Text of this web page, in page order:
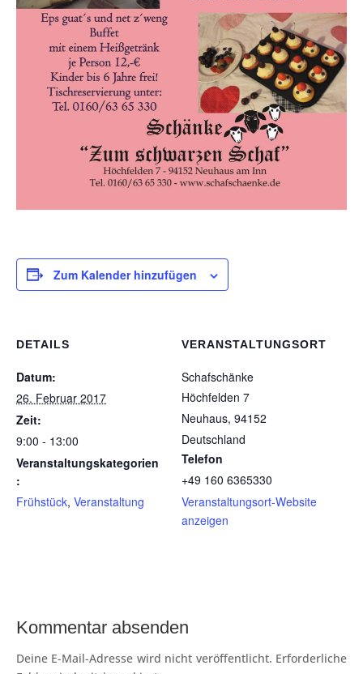
Zum Kalender hinzufügen
DETAILS
Datum:
26. Februar 2017
Zeit:
9:00 - 13:00
Veranstaltungskategorien
:
Frühstück, Veranstaltung
VERANSTALTUNGSORT
Schafschänke
Höchfelden 7
Neuhaus, 94152
Deutschland
Telefon
+49 160 6365330
Veranstaltungsort-Website
anzeigen
Kommentar absenden
Deine E-Mail-Adresse wird nicht veröffentlicht. Erforderliche